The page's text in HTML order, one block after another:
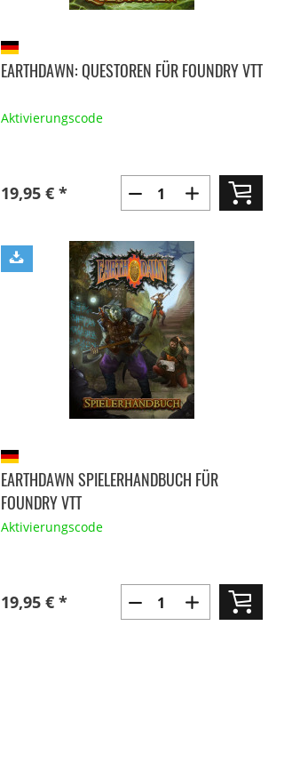
EARTHDAWN: QUESTOREN FÜR FOUNDRY VTT
Aktivierungscode
19,95 € *
EARTHDAWN SPIELERHANDBUCH FÜR
FOUNDRY VTT
Aktivierungscode
19,95 € *